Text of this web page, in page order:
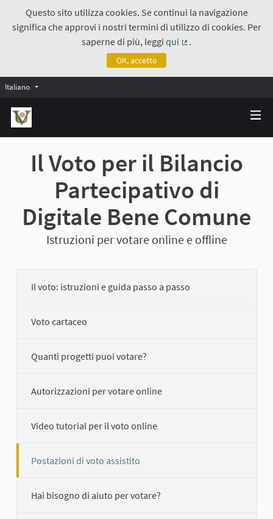
Questo sito utilizza cookies. Se continui la navigazione
significa che approvi i nostri termini di utilizzo di cookies. Per
saperne di più, leggiqui
.
OK, accetto
Italiano
Il Voto per il Bilancio
Partecipativo di
Digitale Bene Comune
Istruzioni per votare online e offline
Il voto: istruzioni e guida passo a passo
Voto cartaceo
Quanti progetti puoi votare?
Autorizzazioni per votare online
Video tutorial per il voto online
Postazioni di voto assistito
Hai bisogno di aiuto per votare?